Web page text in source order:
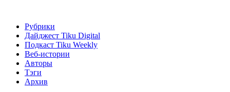
Рубрики
Дайджест Tiku Digital
Подкаст Tiku Weekly
Веб-истории
Авторы
Тэги
Архив